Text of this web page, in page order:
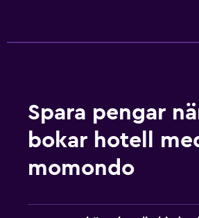
Spara pengar
bokar hotell
momondo